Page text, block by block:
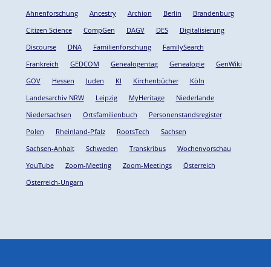
Ahnenforschung Ancestry Archion Berlin
Brandenburg
Citizen Science
CompGen DAGV DES
Digitalisierung
Discourse
DNA Familienforschung
FamilySearch
Frankreich
GEDCOM Genealogentag Genealogie
GenWiki
GOV
Hessen Juden KI Kirchenbücher
Köln
Landesarchiv NRW
Leipzig MyHeritage
Niederlande
Niedersachsen
Ortsfamilienbuch
Personenstandsregister
Polen
Rheinland-Pfalz RootsTech
Sachsen
Sachsen-Anhalt
Schweden Transkribus
Wochenvorschau
YouTube
Zoom-Meeting Zoom-Meetings
Österreich
Österreich-Ungarn